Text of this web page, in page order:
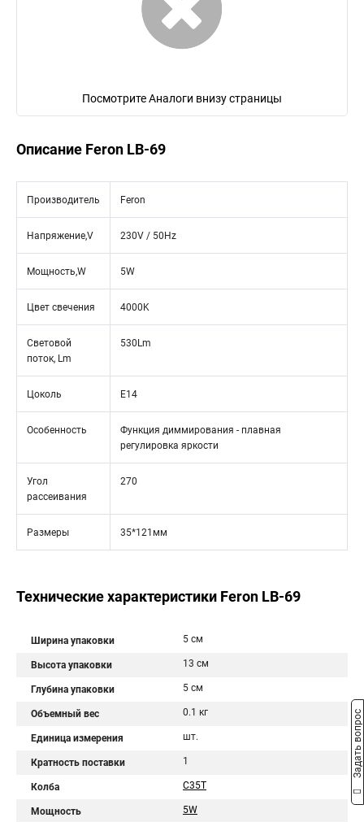
Посмотрите Аналоги внизу страницы
Описание Feron LB-69
Производитель Feron
Напряжение,V 230V / 50Hz
Мощность,W 5W
Цвет свечения 4000K
Световой
поток, Lm
530Lm
Цоколь E14
Особенность
Функция диммирования - плавная
регулировка яркости
Угол
рассеивания
270
Размеры 35*121мм
Технические характеристики Feron LB-69
Ширина упаковки 5 см
Высота упаковки 13 см
Глубина упаковки 5 см
Объемный вес 0.1 кг
Единица измерения шт.
Кратность поставки 1
Колба C35T
Мощность 5W
Задать вопрос